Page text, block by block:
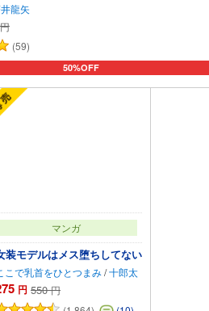
龍矢
円
(59)
50%OFF
カートに追加
マンガ
装モデルはメス堕ちしてない
こで乳首をひとつまみ/十郎太
円 550 円